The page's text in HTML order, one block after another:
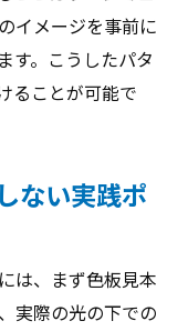
イメージを事前に
す。こうしたパタ
ることが可能で
ない実践ポ
は、まず色板見本
実際の光の下での